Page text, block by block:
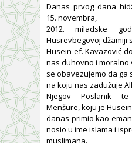
Danas prvog dana
15. novembra,
2012. miladske
Husrevbegovoj džamiji
Husein ef. Kavazović
nas duhovno i moralno
se obavezujemo da ga
na koju nas zadužuje
Njegov Poslanik
Menšure, koju je
danas primio kao
nosio u ime islama i
muslimana.